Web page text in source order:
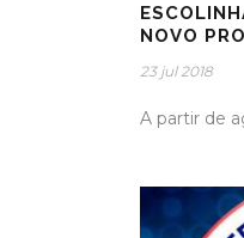
NOVO
23 jul 2018
A partir de